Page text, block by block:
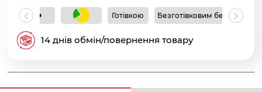
Готівкою Безготівковим без ПДВ
14 днів обмін/повернення товару